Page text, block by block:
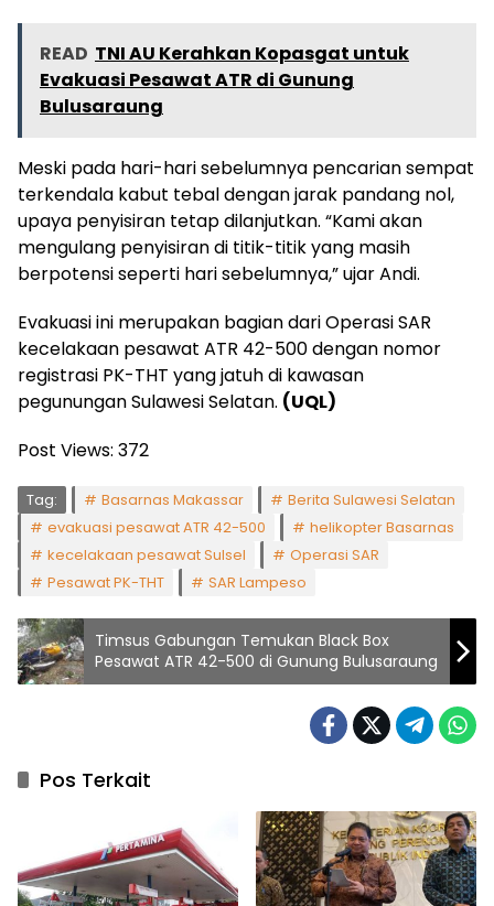
READ TNI AU Kerahkan Kopasgat untuk
Evakuasi Pesawat ATR di Gunung
Bulusaraung
Meski pada hari-hari sebelumnya pencarian sempat
terkendala kabut tebal dengan jarak pandang nol,
upaya penyisiran tetap dilanjutkan. “Kami akan
mengulang penyisiran di titik-titik yang masih
berpotensi seperti hari sebelumnya,” ujar Andi.
Evakuasi ini merupakan bagian dari Operasi SAR
kecelakaan pesawat ATR 42-500 dengan nomor
registrasi PK-THT yang jatuh di kawasan
pegunungan Sulawesi Selatan. (UQL)
Post Views: 372
Tag: Basarnas Makassar
Berita Sulawesi Selatan
evakuasi pesawat ATR 42-500
helikopter Basarnas
kecelakaan pesawat Sulsel
Operasi SAR
Pesawat PK-THT
SAR Lampeso
Timsus Gabungan Temukan Black Box
Pesawat ATR 42-500 di Gunung Bulusaraung
Pos Terkait